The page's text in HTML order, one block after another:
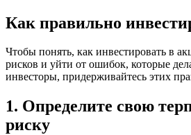
Как правильно
Чтобы понять, как инвестировать в
рисков и уйти от ошибок, которые
инвесторы, придерживайтесь этих
1. Определите свою
риску